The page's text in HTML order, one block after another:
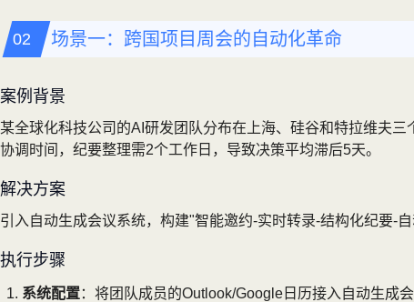
场景一：跨国项目周会的自动化革命
案例背景
某全球化科技公司的AI研发团队分布在上海、硅谷和特拉维夫
协调时间，纪要整理需2个工作日，导致决策平均滞后5天。
解决方案
引入自动生成会议系统，构建"智能邀约-实时转录-结构化纪要-
执行步骤
系统配置：将团队成员的Outlook/Google日历接入自动生成